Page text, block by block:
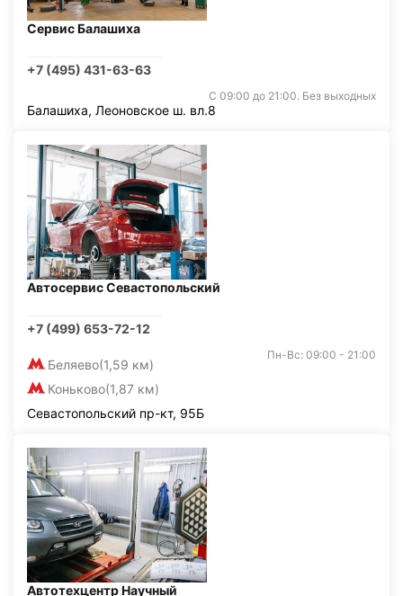
Сервис Балашиха
+7 (495) 431-63-63
С 09:00 до 21:00. Без выходных
Балашиха, Леоновское ш. вл.8
Автосервис Севастопольский
+7 (499) 653-72-12
Беляево(1,59 км)
Коньково(1,87 км)
Пн-Вс: 09:00 - 21:00
Севастопольский пр-кт, 95Б
Автотехцентр Научный